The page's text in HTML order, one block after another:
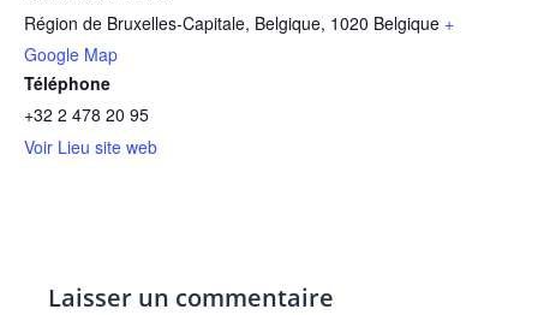
Région de Bruxelles-Capitale, Belgique, 1020 Belgique +
Google Map
Téléphone
+32 2 478 20 95
Voir Lieu site web
Laisser un commentaire